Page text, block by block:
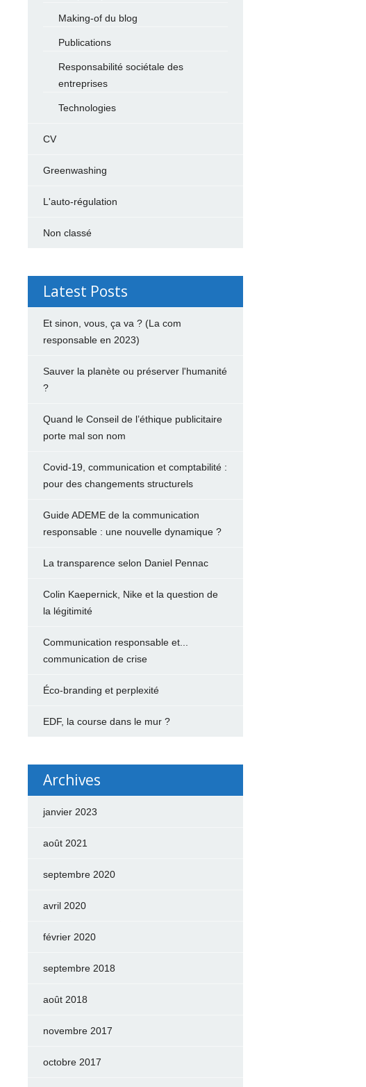
Making-of du blog
Publications
Responsabilité sociétale des
entreprises
Technologies
CV
Greenwashing
L'auto-régulation
Non classé
Latest Posts
Et sinon, vous, ça va ? (La com
responsable en 2023)
Sauver la planète ou préserver l'humanité
?
Quand le Conseil de l’éthique publicitaire
porte mal son nom
Covid-19, communication et comptabilité :
pour des changements structurels
Guide ADEME de la communication
responsable : une nouvelle dynamique ?
La transparence selon Daniel Pennac
Colin Kaepernick, Nike et la question de
la légitimité
Communication responsable et...
communication de crise
Éco-branding et perplexité
EDF, la course dans le mur ?
Archives
janvier 2023
août 2021
septembre 2020
avril 2020
février 2020
septembre 2018
août 2018
novembre 2017
octobre 2017